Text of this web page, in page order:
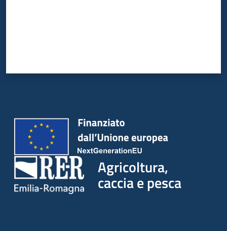
Agricoltura,
caccia e pesca